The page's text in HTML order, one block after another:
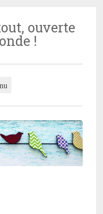
ouverte
!